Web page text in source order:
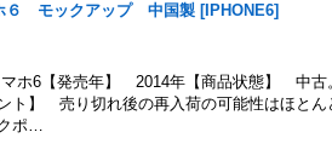
６ モックアップ 中国製 [IPHONE6]
ホ6【発売年】 2014年【商品状態】 中古
ト】 売り切れ後の再入荷の可能性はほとん
ポ…